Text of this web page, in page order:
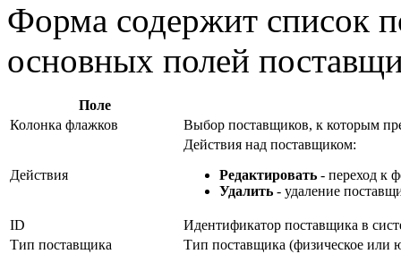
Форма содержит список
основных полей
Поле
Колонка флажков
Выбор поставщиков, к которым
Действия
Действия над поставщиком:
Редактировать - переход к
Удалить - удаление
ID
Идентификатор поставщика в
Тип поставщика
Тип поставщика (физическое или